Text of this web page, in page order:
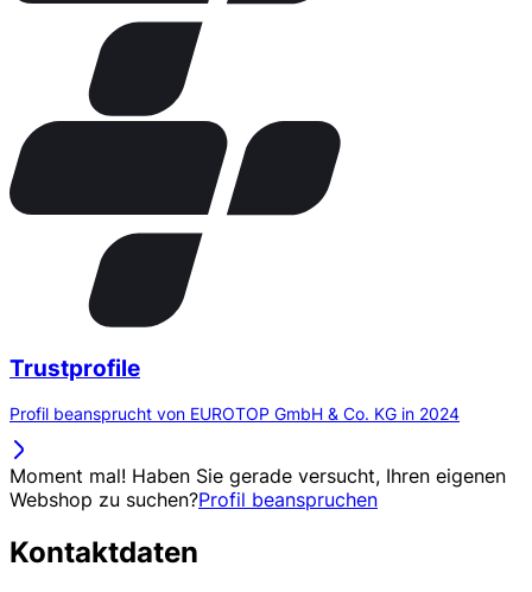
Trustprofile
Profil beansprucht von EUROTOP GmbH & Co. KG in 2024
Moment mal! Haben Sie gerade versucht, Ihren eigenen
Webshop zu suchen?Profil beanspruchen
Kontaktdaten